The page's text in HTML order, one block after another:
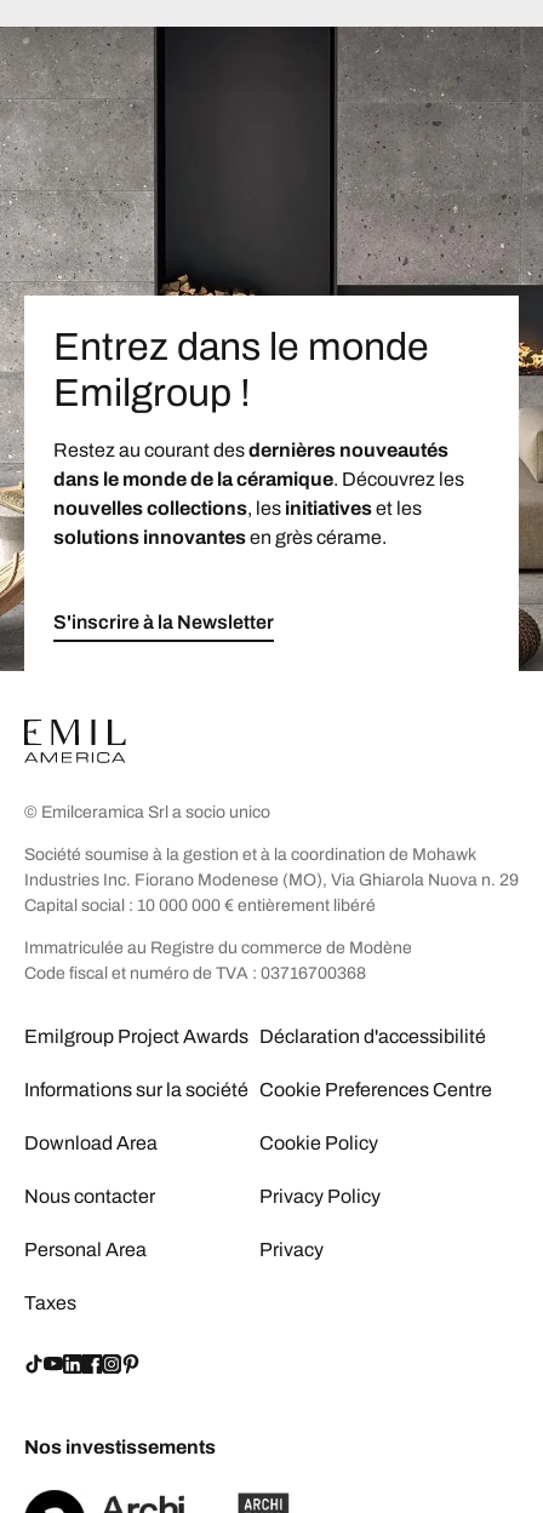
Entrez dans le monde
Emilgroup !
Restez au courant desdernières nouveautés
dans le monde de la céramique. Découvrez les
nouvelles collections, les initiativeset les
solutions innovantesen grès cérame.
S'inscrire à la Newsletter
© Emilceramica Srl a socio unico
Société soumise à la gestion et à la coordination de Mohawk
Industries Inc. Fiorano Modenese (MO), Via Ghiarola Nuova n. 29
Capital social : 10 000 000 € entièrement libéré
Immatriculée au Registre du commerce de Modène
Code fiscal et numéro de TVA : 03716700368
Emilgroup Project Awards
Informations sur la société
Download Area
Nous contacter
Personal Area
Taxes
Déclaration d'accessibilité
Cookie Preferences Centre
Cookie Policy
Privacy Policy
Privacy
Nos investissements